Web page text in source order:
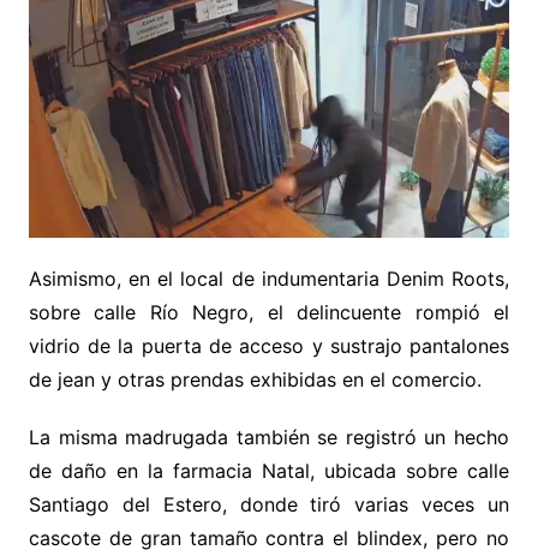
Asimismo, en el local de indumentaria Denim Roots,
sobre calle Río Negro, el delincuente rompió el
vidrio de la puerta de acceso y sustrajo pantalones
de jean y otras prendas exhibidas en el comercio.
La misma madrugada también se registró un hecho
de daño en la farmacia Natal, ubicada sobre calle
Santiago del Estero, donde tiró varias veces un
cascote de gran tamaño contra el blindex, pero no